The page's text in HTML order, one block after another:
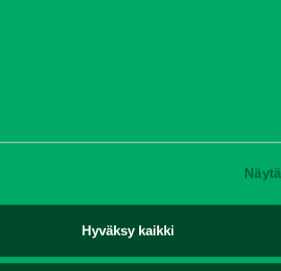
Hyväksy kaikki
Taajama- ja viheralueiden hoitokoneet ja
Vuokrakoneet